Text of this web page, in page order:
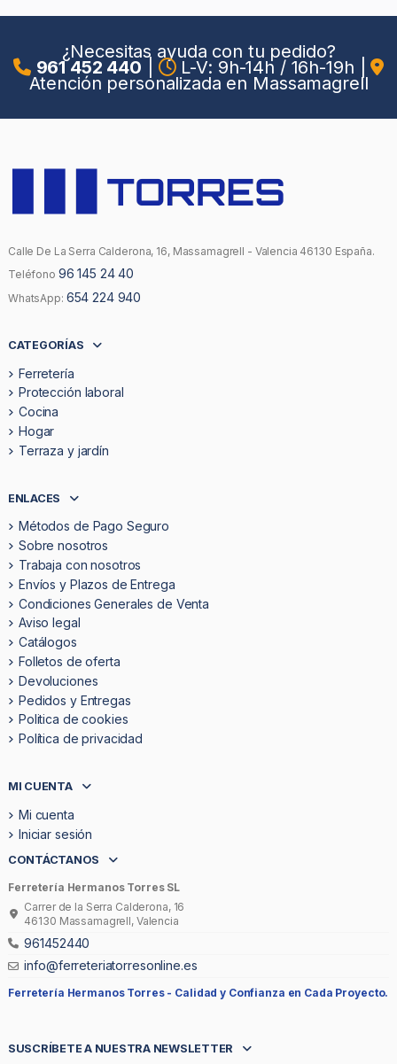
¿Necesitas ayuda con tu pedido?
961 452 440 L-V: 9h-14h / 16h-19h
Atención personalizada en Massamagrell
Calle De La Serra Calderona, 16, Massamagrell - Valencia 46130 España.
Teléfono 96 145 24 40
WhatsApp: 654 224 940
CATEGORÍAS
Ferretería
Protección laboral
Cocina
Hogar
Terraza y jardín
ENLACES
Métodos de Pago Seguro
Sobre nosotros
Trabaja con nosotros
Envíos y Plazos de Entrega
Condiciones Generales de Venta
Aviso legal
Catálogos
Folletos de oferta
Devoluciones
Pedidos y Entregas
Politica de cookies
Política de privacidad
MI CUENTA
Mi cuenta
Iniciar sesión
CONTÁCTANOS
Ferretería Hermanos Torres SL
Carrer de la Serra Calderona, 16
46130 Massamagrell, Valencia
961452440
info@ferreteriatorresonline.es
Ferretería Hermanos Torres - Calidad y Confianza en Cada Proyecto.
SUSCRÍBETE A NUESTRA NEWSLETTER